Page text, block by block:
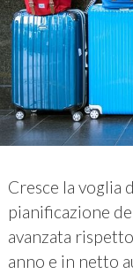
Cresce la voglia
pianificazione
avanzata
anno e in netto